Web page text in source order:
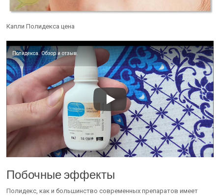
Капли Полидекса цена
Полидекса. Обзор и отзыв.
Побочные эффекты
Полидекс, как и большинство современных препаратов имеет